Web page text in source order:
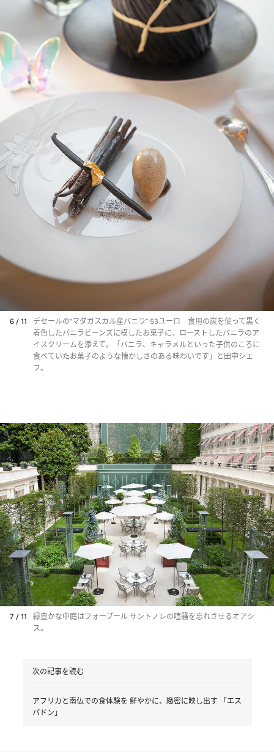
6 / 11
デセールの“マダガスカル産バニラ” 53ユーロ 食用の炭を使って黒く
着色したバニラビーンズに模したお菓子に、ローストしたバニラのア
イスクリームを添えて。「バニラ、キャラメルといった子供のころに
食べていたお菓子のような懐かしさのある味わいです」と田中シェ
フ。
7 / 11
緑豊かな中庭はフォーブール サントノレの喧騒を忘れさせるオアシ
ス。
次の記事を読む
アフリカと南仏での食体験を 鮮やかに、緻密に映し出す 「エス
パドン」